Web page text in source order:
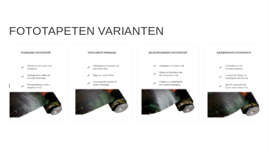
FOTOTAPETEN VARIANTEN